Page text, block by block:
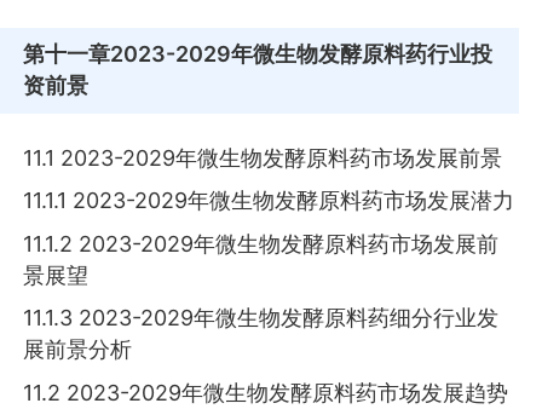
第十一章2023-2029年微生物发酵原料药行业投
资前景
11.1 2023-2029年微生物发酵原料药市场发展前景
11.1.1 2023-2029年微生物发酵原料药市场发展潜力
11.1.2 2023-2029年微生物发酵原料药市场发展前
景展望
11.1.3 2023-2029年微生物发酵原料药细分行业发
展前景分析
11.2 2023-2029年微生物发酵原料药市场发展趋势